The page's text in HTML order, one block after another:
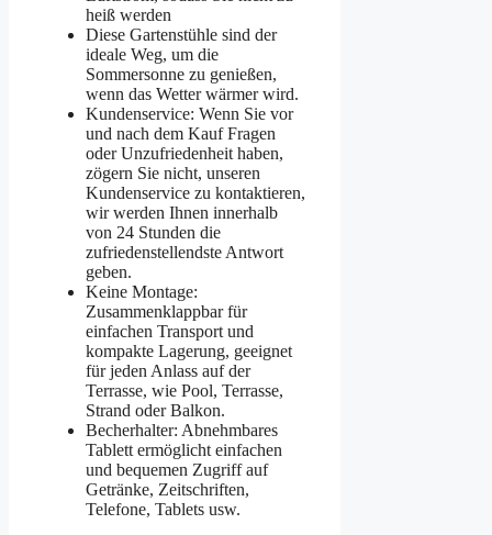
heiß werden
Diese Gartenstühle sind der
ideale Weg, um die
Sommersonne zu genießen,
wenn das Wetter wärmer wird.
Kundenservice: Wenn Sie vor
und nach dem Kauf Fragen
oder Unzufriedenheit haben,
zögern Sie nicht, unseren
Kundenservice zu kontaktieren,
wir werden Ihnen innerhalb
von 24 Stunden die
zufriedenstellendste Antwort
geben.
Keine Montage:
Zusammenklappbar für
einfachen Transport und
kompakte Lagerung, geeignet
für jeden Anlass auf der
Terrasse, wie Pool, Terrasse,
Strand oder Balkon.
Becherhalter: Abnehmbares
Tablett ermöglicht einfachen
und bequemen Zugriff auf
Getränke, Zeitschriften,
Telefone, Tablets usw.